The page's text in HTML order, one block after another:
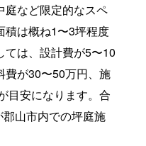
庭など限定的なスペ
積は概ね1〜3坪程度
ては、設計費が5〜10
費が30〜50万円、施
目安になります。合
山市内での坪庭施